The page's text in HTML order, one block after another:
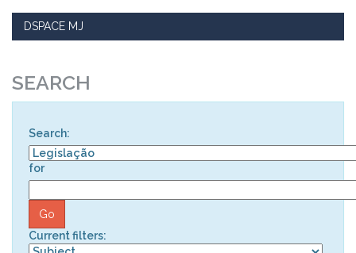
DSPACE MJ
SEARCH
Search:
for
Current filters: